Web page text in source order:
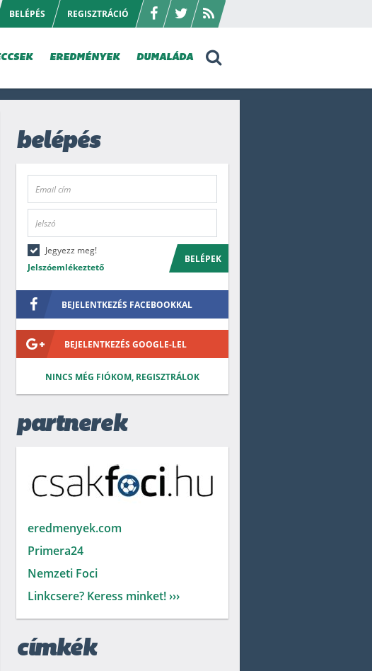
BELÉPÉS REGISZTRÁCIÓ
EREDMÉNYEK DUMALÁDA
belépés
Jegyezz meg!
Jelszóemlékeztető
BELÉPEK
BEJELENTKEZÉS FACEBOOKKAL
BEJELENTKEZÉS GOOGLE-LEL
NINCS MÉG FIÓKOM, REGISZTRÁLOK
partnerek
eredmenyek.com
Primera24
Nemzeti Foci
Linkcsere? Keress minket! ›››
címkék